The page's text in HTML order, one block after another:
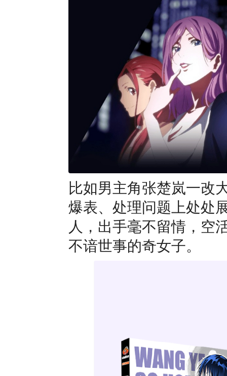
比如男主角张楚岚一改
爆表、处理问题上处处
人，出手毫不留情，空
不谙世事的奇女子。